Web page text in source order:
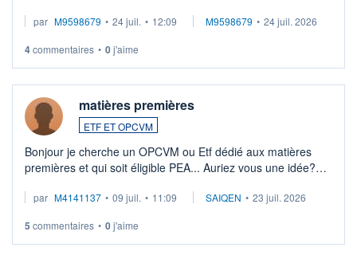
veux procéder à la vente, on me signale ...
par M9598679 • 24 juil. • 12:09 M9598679 • 24 juil. 2026
4commentaires • 0j'aime
matières premières
ETF ET OPCVM
Bonjour je cherche un OPCVM ou Etf dédié aux matières
premières et qui soit éligible PEA... Auriez vous une idée?
par M4141137 • 09 juil. • 11:09 SAIQEN • 23 juil. 2026
5 commentaires • 0j'aime